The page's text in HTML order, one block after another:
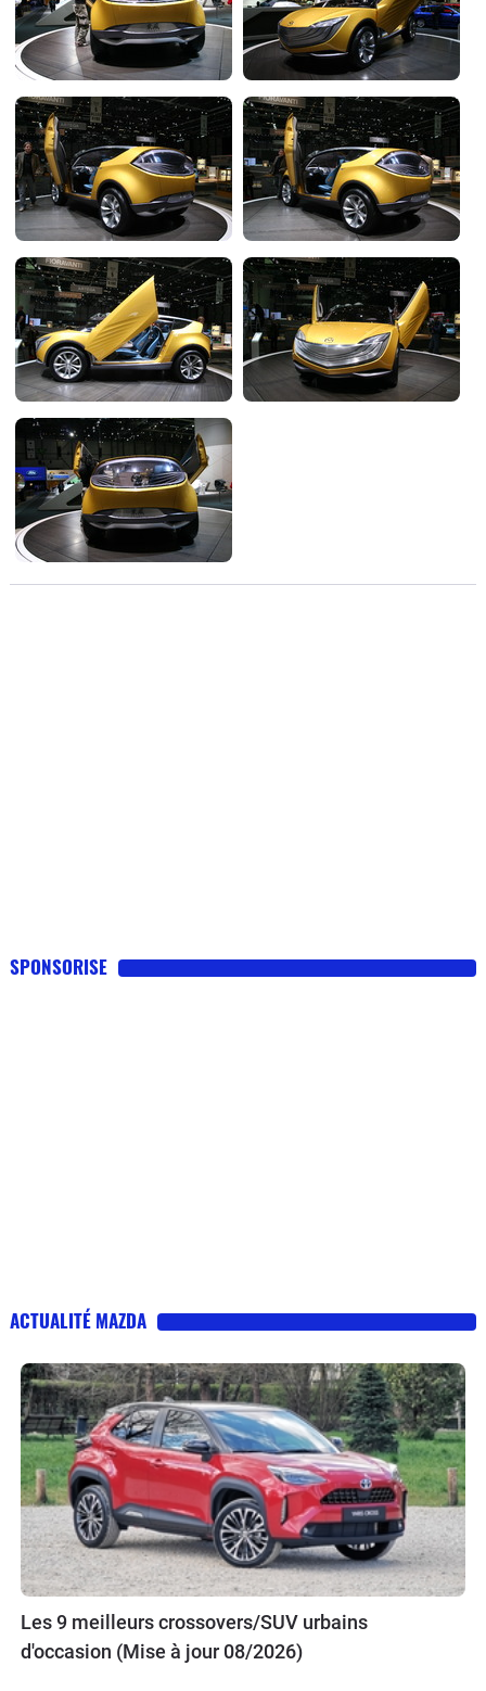
Marques
SPONSORISE
ACTUALITÉ MAZDA
Les 9 meilleurs crossovers/SUV urbains
d'occasion (Mise à jour 08/2026)